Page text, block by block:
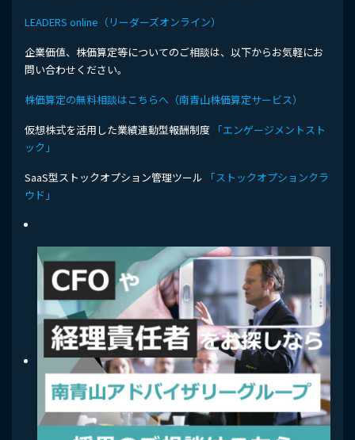
LEADERS online（リーダーズオンライン）
企業価値、株価算定等についてのご相談は、以下からお気軽にお
問い合わせください。
株価算定の無料相談はこちらへ（南青山株価算定サービス）
仮想株式を活用した業績連動型報酬制度 「エンゲージメントスト
ック」
SaaS型ストックオプション管理ツール
「ストックオプションクラ
ウド」